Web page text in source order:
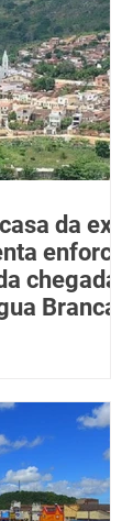
da ex-
enforcá-
chegada
Branca